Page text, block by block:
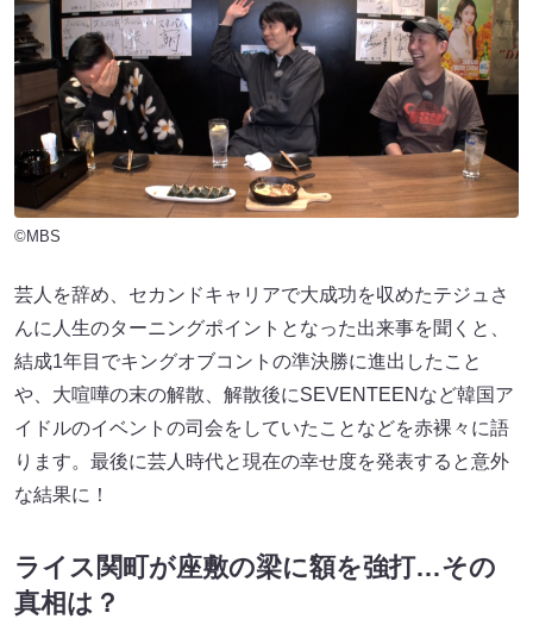
©MBS
芸人を辞め、セカンドキャリアで大成功を収めたテジュさ
んに人生のターニングポイントとなった出来事を聞くと、
結成1年目でキングオブコントの準決勝に進出したこと
や、大喧嘩の末の解散、解散後にSEVENTEENなど韓国ア
イドルのイベントの司会をしていたことなどを赤裸々に語
ります。最後に芸人時代と現在の幸せ度を発表すると意外
な結果に！
ライス関町が座敷の梁に額を強打…その
真相は？